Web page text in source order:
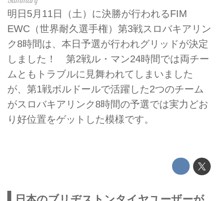
明日5月11日（土）に決勝が行われるFIM
EWC（世界耐久選手権）第3戦スロバキアリン
ク8時間は、本日予選が行われグリッドが決定
しました！ 第2戦ル・マン24時間では両チー
ムともトラブルに見舞われてしまいました
が、第1戦ボルドールで活躍した2つのチーム
がスロバキアリンク8時間の予選では実力どお
り好位置をゲットした模様です。